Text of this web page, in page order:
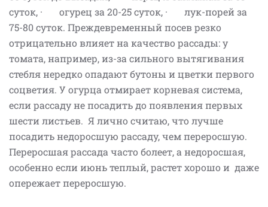
суток, · огурец за 20-25 суток, · лук-порей за
75-80 суток. Преждевременный посев резко
отрицательно влияет на качество рассады: у
томата, например, из-за сильного вытягивания
стебля нередко опадают бутоны и цветки первого
соцветия. У огурца отмирает корневая система,
если рассаду не посадить до появления первых
шести листьев. Я лично считаю, что лучше
посадить недоросшую рассаду, чем переросшую.
Переросшая рассада часто болеет, а недоросшая,
особенно если июнь теплый, растет хорошо и даже
опережает переросшую.